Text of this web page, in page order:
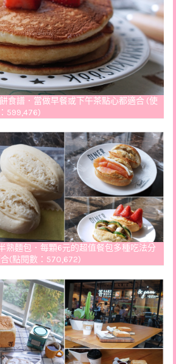
食譜．當做早餐或下午茶點心都適合 (使
599,476)
熟麵包．每顆6元的超值餐包多種吃法分
(點閱數：570,672)